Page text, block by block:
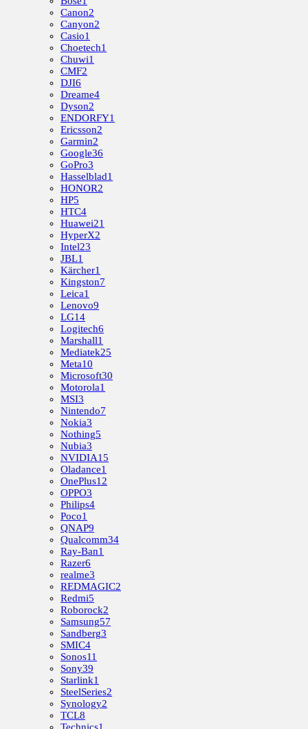
Canon2
Canyon2
Casio1
Choetech1
Chuwi1
CMF2
DJI6
Dreame4
Dyson2
ENDORFY1
Ericsson2
Garmin2
Google36
GoPro3
Hasselblad1
HONOR2
HP5
HTC4
Huawei21
HyperX2
Intel23
JBL1
Kärcher1
Kingston7
Leica1
Lenovo9
LG14
Logitech6
Marshall1
Mediatek25
Meta10
Microsoft30
Motorola1
MSI3
Nintendo7
Nokia3
Nothing5
Nubia3
NVIDIA15
Oladance1
OnePlus12
OPPO3
Philips4
Poco1
QNAP9
Qualcomm34
Ray-Ban1
Razer6
realme3
REDMAGIC2
Redmi5
Roborock2
Samsung57
Sandberg3
SMIC4
Sonos11
Sony39
Starlink1
SteelSeries2
Synology2
TCL8